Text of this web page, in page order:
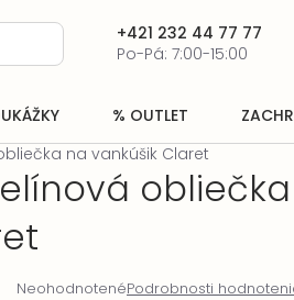
+421 232 44 77 77
Po-Pá: 7:00-15:00
% OUTLET
na vankúšik Claret
NeohodnotenéPodrobnosti